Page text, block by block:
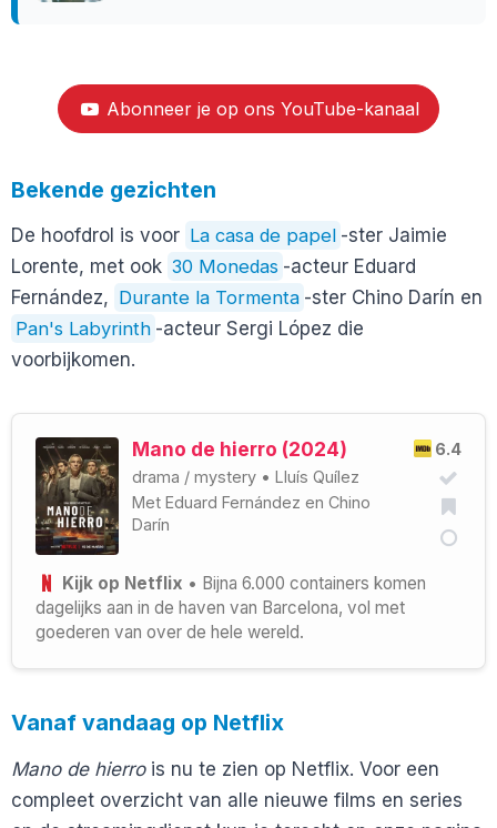
Abonneer je op ons YouTube-kanaal
Bekende gezichten
De hoofdrol is voor La casa de papel -ster Jaimie
Lorente, met ook 30 Monedas -acteur Eduard
Fernández, Durante la Tormenta -ster Chino Darín en
Pan's Labyrinth -acteur Sergi López die
voorbijkomen.
6.4
Mano de hierro (2024)
drama / mystery • Lluís Quílez
Met Eduard Fernández en Chino
Darín
Kijk op Netflix • Bijna 6.000 containers komen
dagelijks aan in de haven van Barcelona, vol met
goederen van over de hele wereld.
Vanaf vandaag op Netflix
Mano de hierrois nu te zien op Netflix. Voor een
compleet overzicht van alle nieuwe films en series